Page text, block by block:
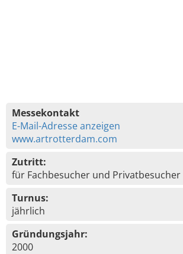
Messekontakt
E-Mail-Adresse anzeigen
www.artrotterdam.com
Zutritt:
für Fachbesucher und Privatbesucher
Turnus:
jährlich
Gründungsjahr:
2000